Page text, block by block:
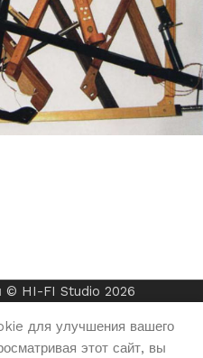
© HI-FI Studio 2026
для улучшения вашего
этот сайт, вы